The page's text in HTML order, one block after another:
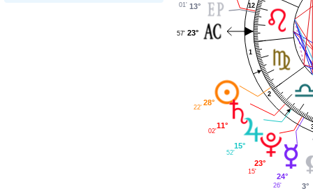
1
2
12
13°
01'
23°
57'
28°
22'
11°
02'
15°
52'
23°
15'
24°
26' 3°